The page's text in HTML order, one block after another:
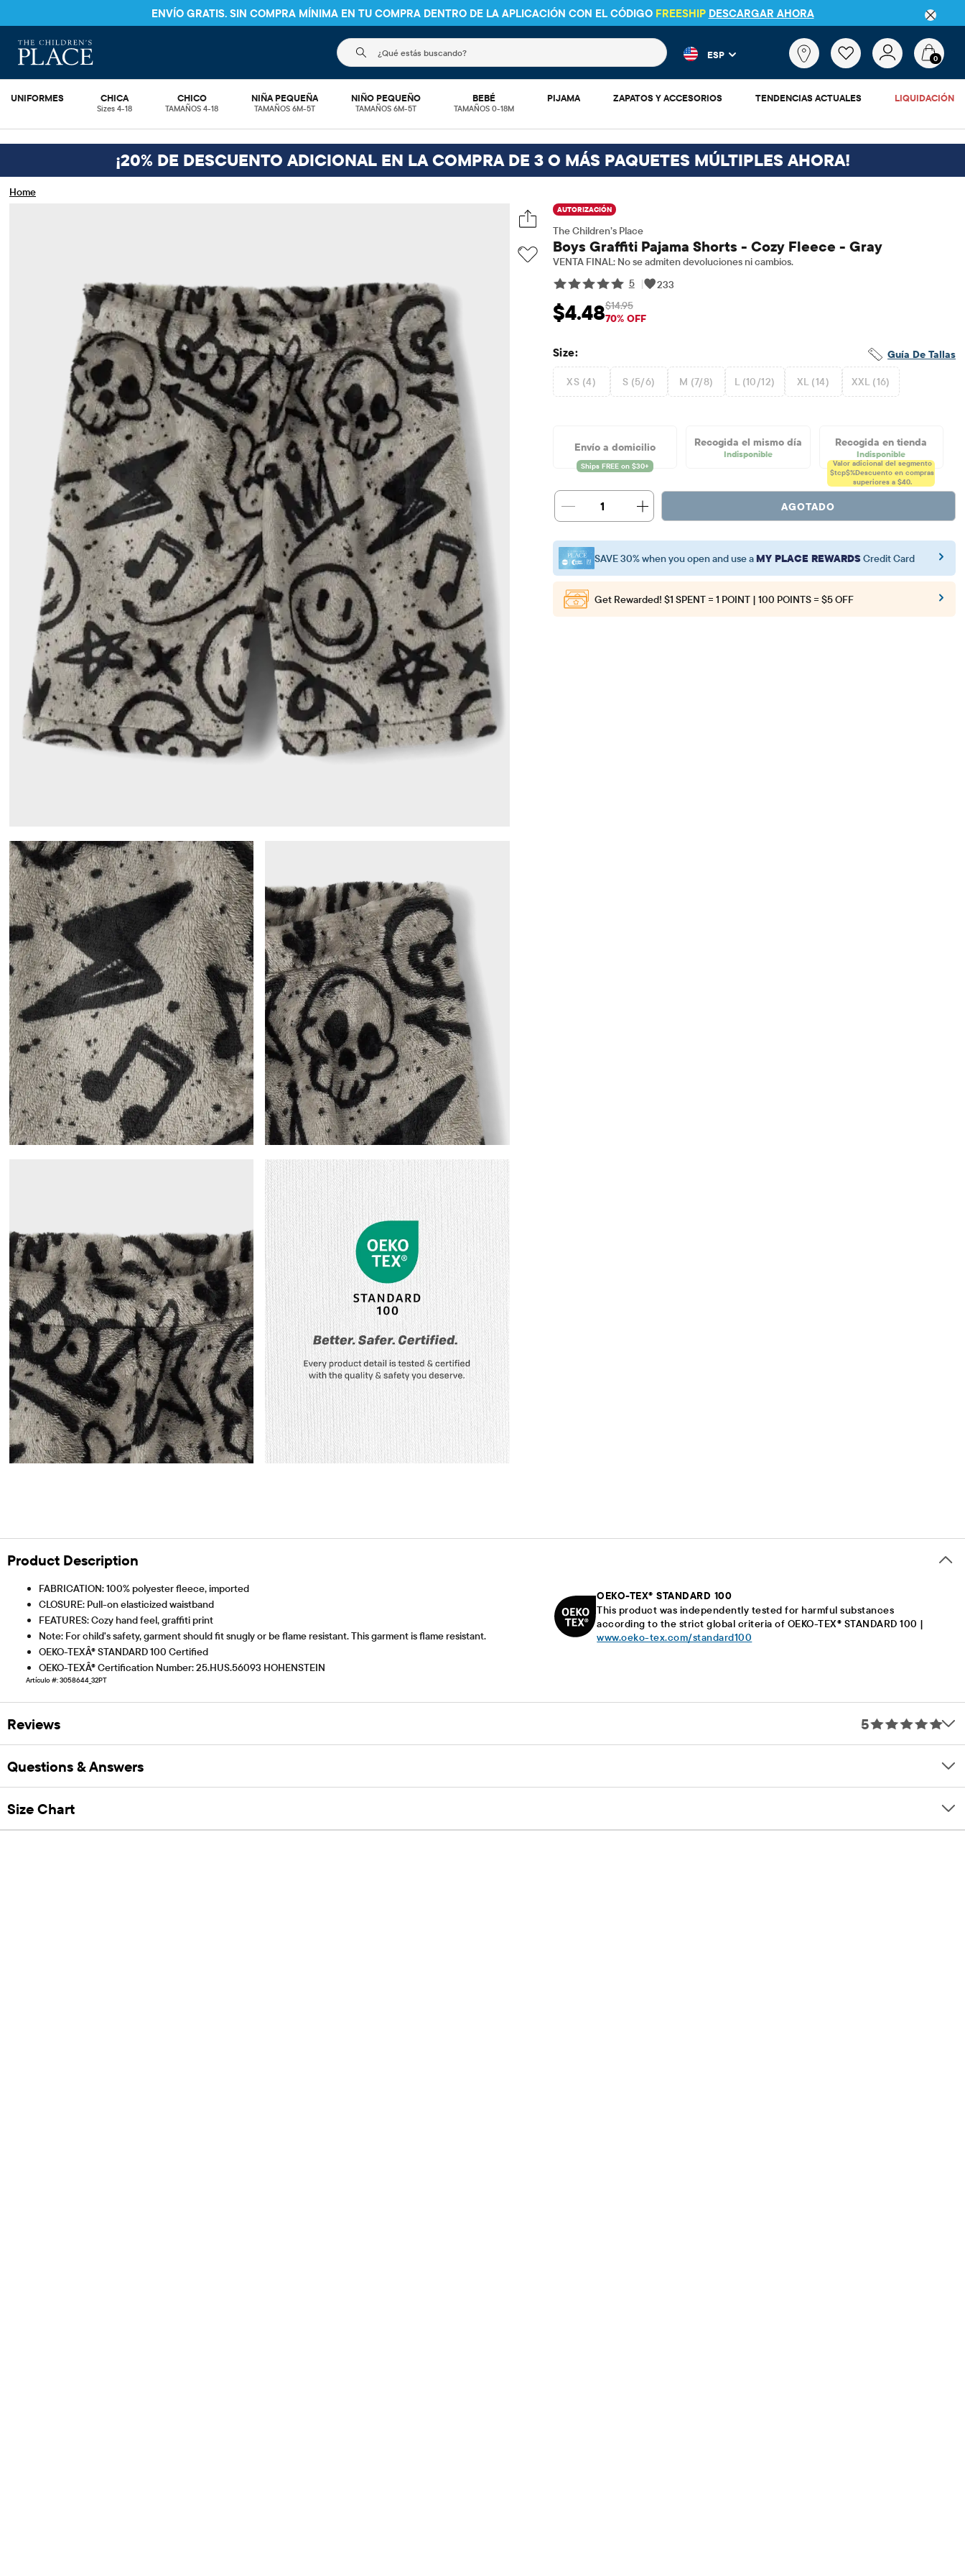
ENVÍO GRATIS. SIN COMPRA MÍNIMA EN TU COMPRA DENTRO DE LA APLICACIÓN CON EL CÓDIGO FREESHIP DESCARGAR AHORA
El siguiente campo de búsqueda filtra las búsquedas más populares y los resultados de productos a medida que
¿Qué
estás
ESP 0
UNIFORMES CHICA
Sizes 4-18
CHICO
TAMAÑOS 4-18
NIÑA PEQUEÑA
TAMAÑOS 6M-5T
NIÑO PEQUEÑO
TAMAÑOS 6M-5T
BEBÉ
TAMAÑOS 0-18M
PIJAMA ZAPATOS Y ACCESORIOS TENDENCIAS ACTUALES LIQUIDACIÓN
¡20% DE DESCUENTO ADICIONAL EN LA COMPRA DE 3 O MÁS PAQUETES MÚLTIPLES AHORA!
Home
AUTORIZACIÓN
The Children’s Place
Boys Graffiti Pajama Shorts - Cozy Fleece - Gray
VENTA FINAL: No se admiten devoluciones ni cambios.
5 | 233
Precio de venta: $4.48
$4.48 Precio original: $14.95
$14.95
70% OFF
Guía De Tallas
Size:
XS (4) S (5/6) M (7/8) L (10/12) XL (14) XXL (16)
Envío a domicilio Recogida el mismo día
Indisponible
Recogida en tienda
Indisponible
Valor adicional del segmento
$tcp$%Descuento en compras
superiores a $40.
1 AGOTADO
SAVE 30% when you open and use aMY PLACE REWARDSCredit Card
Get Rewarded! $1 SPENT = 1 POINT | 100 POINTS = $5 OFF
Product Description
FABRICATION: 100% polyester fleece, imported
CLOSURE: Pull-on elasticized waistband
FEATURES: Cozy hand feel, graffiti print
Note: For child's safety, garment should fit snugly or be flame resistant. This garment is flame resistant.
OEKO-TEXÂ® STANDARD 100 Certified
OEKO-TEXÂ® Certification Number: 25.HUS.56093 HOHENSTEIN
Artículo #: 3058644_32PT
OEKO-TEX® STANDARD 100
This product was independently tested for harmful substances
according to the strict global criteria of OEKO-TEX® STANDARD 100 |
www.oeko-tex.com/standard100
Reviews 5
Questions & Answers
Size Chart